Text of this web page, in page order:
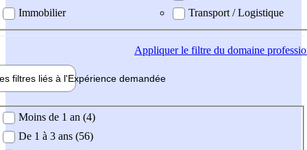
Immobilier
Transport / Logistique
Appliquerle filtre du domaine
filtres liés à l'Expérience demandée
demandée
Moins de 1 an (4)
De 1 à 3 ans (56)